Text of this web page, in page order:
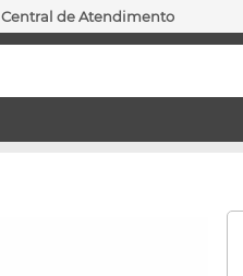
Central de Atendimento